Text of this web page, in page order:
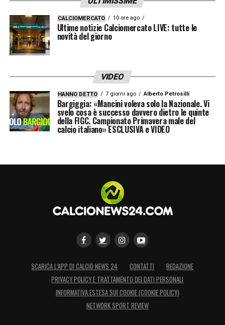
CALCIOMERCATO 10 ore ago
Ultime notizie Calciomercato LIVE: tutte le
novità del giorno
VIDEO
HANNO DETTO 7 giorni ago Alberto Petrosilli
Bargiggia: «Mancini voleva solo la Nazionale. Vi
svelo cosa è successo davvero dietro le quinte
della FIGC. Campionato Primavera male del
calcio italiano» ESCLUSIVA e VIDEO
SCARICA L’APP DI CALCIO NEWS 24 CONTATTI
REDAZIONE
PRIVACY POLICY E TRATTAMENTO DEI DATI PERSONALI
INFORMATIVA ESTESA SUI COOKIE (COOKIE POLICY)
NETWORK SPORT REVIEW